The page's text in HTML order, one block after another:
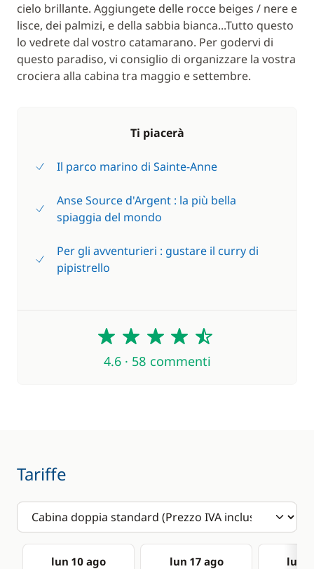
cielo brillante. Aggiungete delle rocce beiges / nere e
lisce, dei palmizi, e della sabbia bianca...Tutto questo
lo vedrete dal vostro catamarano. Per godervi di
questo paradiso, vi consiglio di organizzare la vostra
crociera alla cabina tra maggio e settembre.
Ti piacerà
Il parco marino di Sainte-Anne
Anse Source d'Argent : la più bella
spiaggia del mondo
Per gli avventurieri : gustare il curry di
pipistrello
4.6
4.6 · 58 commenti
Tariffe
lun 10 ago lun 17 ago lun